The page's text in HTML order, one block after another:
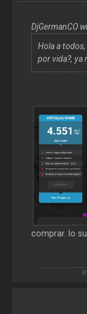
DjGermanCO
Hola a
por vida?, ya
comprar. lo